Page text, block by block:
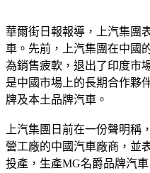
華爾街日報報導，上汽集團
車。先前，上汽集團在中國
為銷售疲軟，退出了印度市
是中國市場上的長期合作夥
牌及本土品牌汽車。
上汽集團日前在一份聲明稱
營工廠的中國汽車廠商，並
投產，生產MG名爵品牌汽